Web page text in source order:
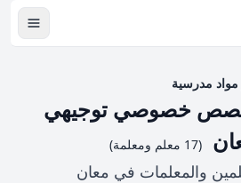
عرض
مدرسية
حصص خصوصي توجيهي
(17 معلم ومعلمة)
والمعلمات في معان